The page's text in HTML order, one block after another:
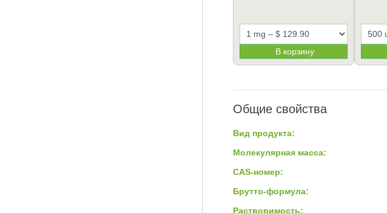
В корзину
Общие свойства
Вид продукта:
Молекулярная масса:
CAS-номер:
Брутто-формула:
Растворимость: